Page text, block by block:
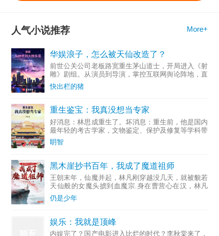
人气小说推荐 More+
华娱浪子，怎么被天仙改造了？
前世公关公司老板路宽重生茅山道士，开局进入《射
雕》剧组。从演员到导演，掌控互联网舆论阵地，直
至成为资...
快出栏的猪
重生鉴宝：我真没想当专家
好消息：林思成重生了。坏消息：重生前，他是国内
最年轻的考古学家，文物鉴定、保护及修复等学科带
头人。多...
眀智
黑木崖抄书百年，我成了魔道祖师
王朝末年，仙魔并起，林凡刚穿越没几天，就被貌若
天仙般的女魔头掳到血魔宗.身在曹营心在汉，林凡
一心只想做个好人，无奈常遭人误解，好在他不断通
过藏书楼抄录变强。……若干年后，正道六大派打上
仍是少年
娱乐：我就是顶峰
内娱完了？国产电影进入比烂的时代？李秋棠来了，